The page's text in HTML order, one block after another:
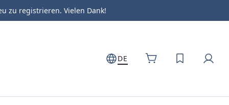
zu registrieren. Vielen Dank!
DE DU HAST 0